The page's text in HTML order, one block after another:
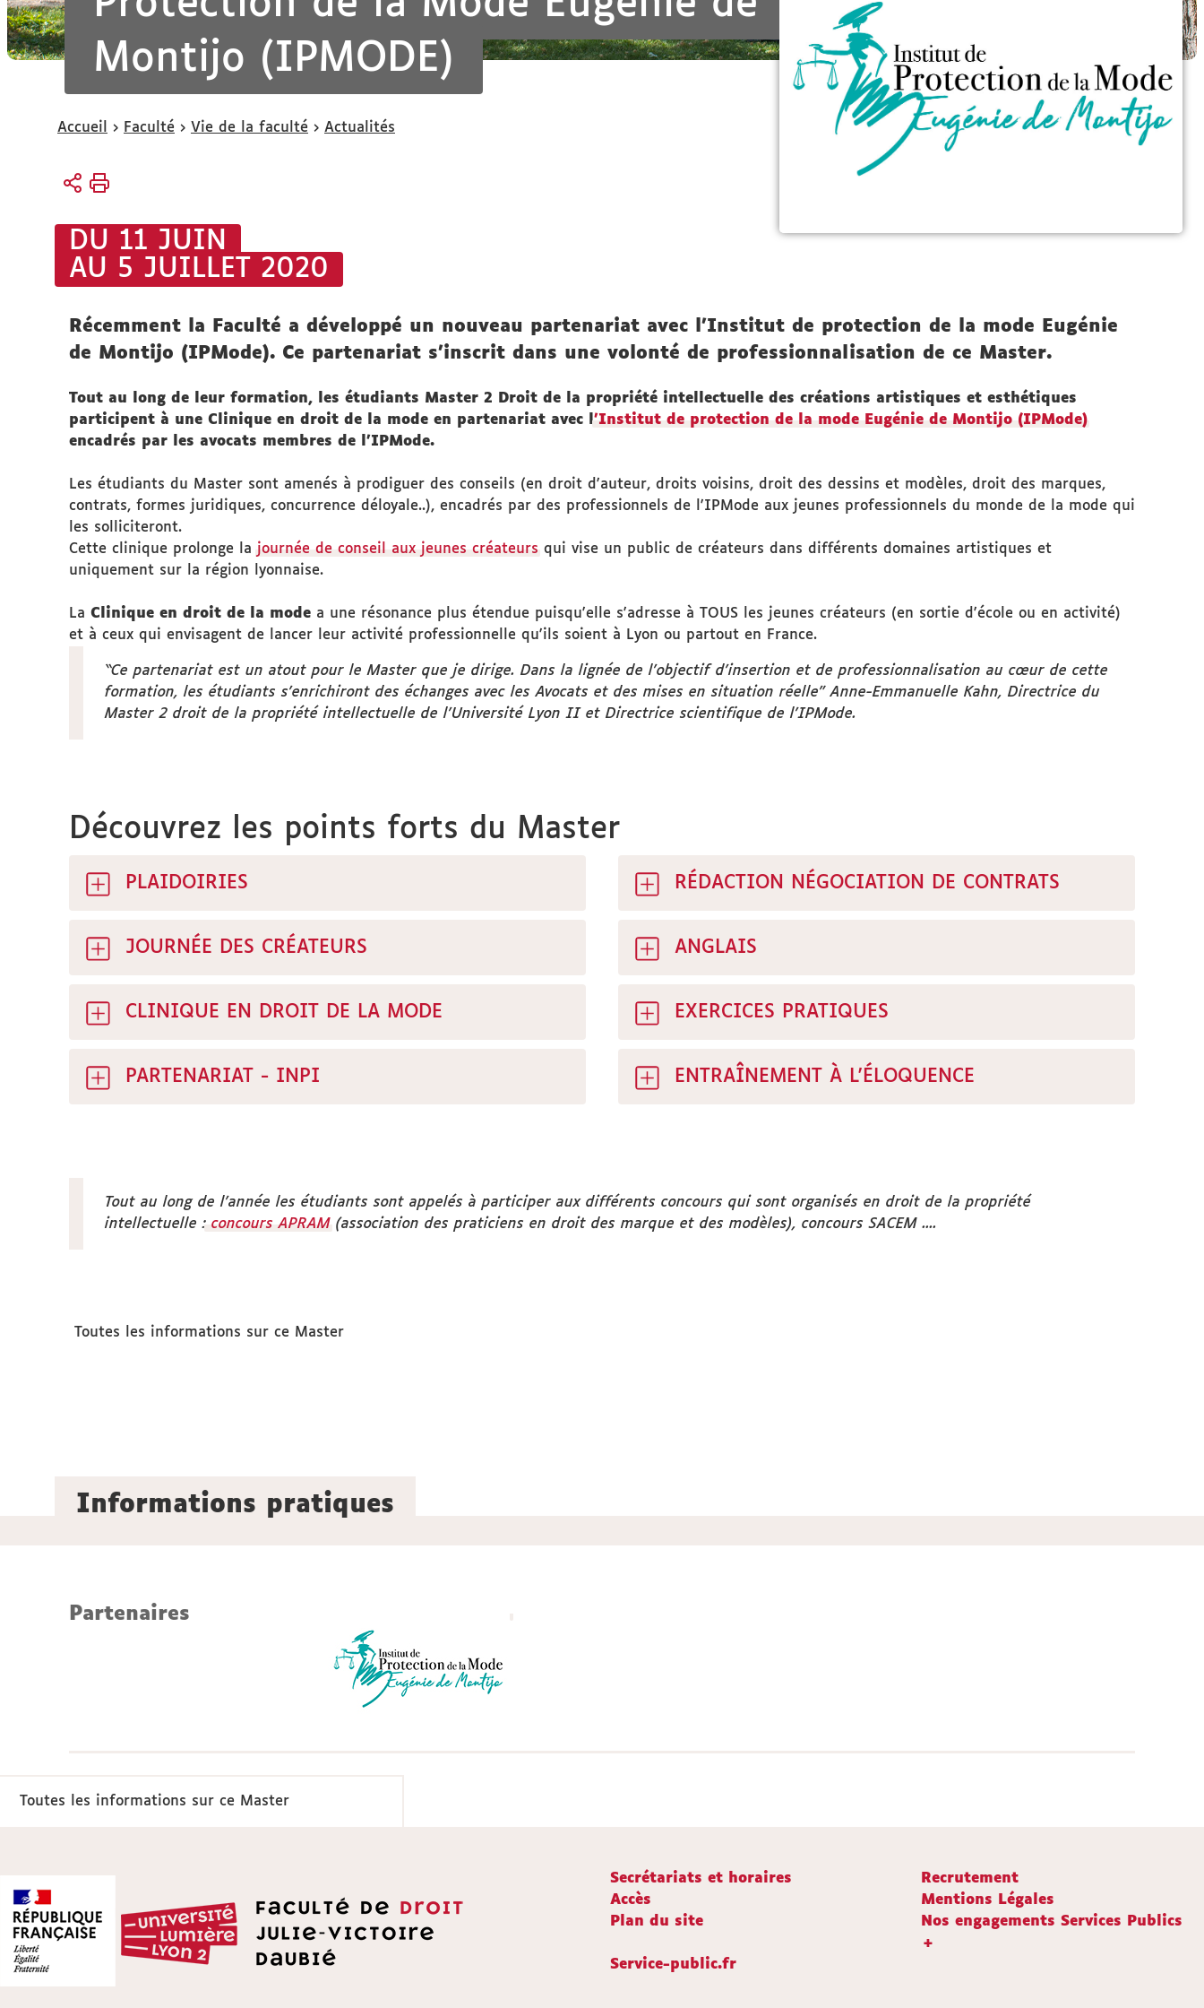
Montijo (IPMODE)
Vous
ici :
Accueil Faculté Vie de la faculté Actualités
DU 11 JUIN
AU 5 JUILLET 2020
Récemment la Faculté a développé un nouveau partenariat avec l'Institut de protection de la mode Eugénie
de Montijo (IPMode). Ce partenariat s'inscrit dans une volonté de professionnalisation de ce Master.
Tout au long de leur formation, les étudiants Master 2 Droit de la propriété intellectuelle des créations artistiques et esthétiques
participent à une Clinique en droit de la mode en partenariat avec l'Institut de protection de la mode Eugénie de Montijo (IPMode)
encadrés par les avocats membres de l'IPMode.
Les étudiants du Master sont amenés à prodiguer des conseils (en droit d'auteur, droits voisins, droit des dessins et modèles, droit des marques,
contrats, formes juridiques, concurrence déloyale..), encadrés par des professionnels de l'IPMode aux jeunes professionnels du monde de la mode qui
les solliciteront.
Cette clinique prolonge la journée de conseil aux jeunes créateurs qui vise un public de créateurs dans différents domaines artistiques et
uniquement sur la région lyonnaise.
La Clinique en droit de la mode a une résonance plus étendue puisqu'elle s'adresse à TOUS les jeunes créateurs (en sortie d'école ou en activité)
et à ceux qui envisagent de lancer leur activité professionnelle qu'ils soient à Lyon ou partout en France.
“Ce partenariat est un atout pour le Master que je dirige. Dans la lignée de l’objectif d’insertion et de professionnalisation au cœur de cette
formation, les étudiants s’enrichiront des échanges avec les Avocats et des mises en situation réelle” Anne-Emmanuelle Kahn, Directrice du
Master 2 droit de la propriété intellectuelle de l’Université Lyon II et Directrice scientifique de l’IPMode.
Découvrez les points forts du Master
PLAIDOIRIES
JOURNÉE DES CRÉATEURS
CLINIQUE EN DROIT DE LA MODE
PARTENARIAT - INPI
RÉDACTION NÉGOCIATION DE CONTRATS
ANGLAIS
EXERCICES PRATIQUES
ENTRAÎNEMENT À L'ÉLOQUENCE
Tout au long de l'année les étudiants sont appelés à participer aux différents concours qui sont organisés en droit de la propriété
intellectuelle : concours APRAM (association des praticiens en droit des marque et des modèles), concours SACEM ....
Toutes les informations sur ce Master
Informations pratiques
Partenaires
Toutes les informations sur ce Master
Secrétariats et horaires
Recrutement
Accès
Mentions Légales
Plan du site
Nos engagements Services Publics
+
Service-public.fr